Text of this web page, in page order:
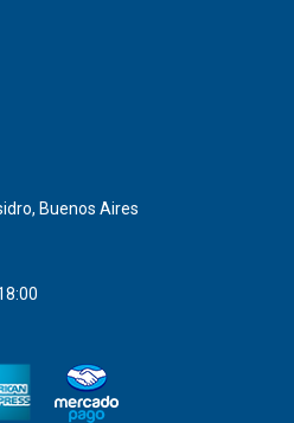
Buenos Aires